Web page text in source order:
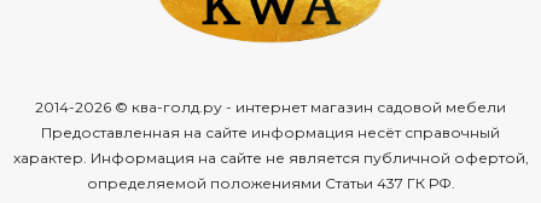
2014-2026 © ква-голд.ру - интернет магазин садовой мебели
Предоставленная на сайте информация несёт справочный
характер. Информация на сайте не является публичной офертой,
определяемой положениями Статьи 437 ГК РФ.